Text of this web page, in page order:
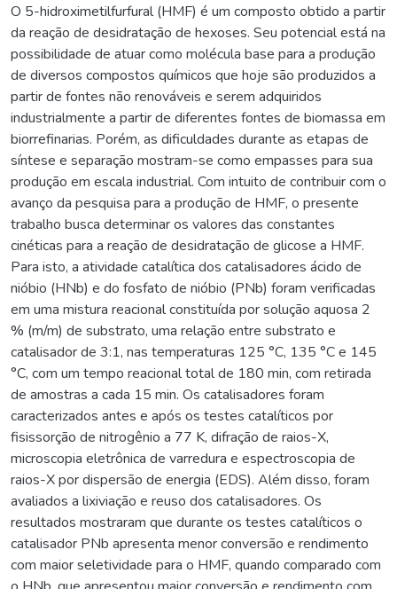
O 5-hidroximetilfurfural (HMF) é um composto obtido a partir
da reação de desidratação de hexoses. Seu potencial está na
possibilidade de atuar como molécula base para a produção
de diversos compostos químicos que hoje são produzidos a
partir de fontes não renováveis e serem adquiridos
industrialmente a partir de diferentes fontes de biomassa em
biorrefinarias. Porém, as dificuldades durante as etapas de
síntese e separação mostram-se como empasses para sua
produção em escala industrial. Com intuito de contribuir com o
avanço da pesquisa para a produção de HMF, o presente
trabalho busca determinar os valores das constantes
cinéticas para a reação de desidratação de glicose a HMF.
Para isto, a atividade catalítica dos catalisadores ácido de
nióbio (HNb) e do fosfato de nióbio (PNb) foram verificadas
em uma mistura reacional constituída por solução aquosa 2
% (m/m) de substrato, uma relação entre substrato e
catalisador de 3:1, nas temperaturas 125 °C, 135 °C e 145
°C, com um tempo reacional total de 180 min, com retirada
de amostras a cada 15 min. Os catalisadores foram
caracterizados antes e após os testes catalíticos por
fisissorção de nitrogênio a 77 K, difração de raios-X,
microscopia eletrônica de varredura e espectroscopia de
raios-X por dispersão de energia (EDS). Além disso, foram
avaliados a lixiviação e reuso dos catalisadores. Os
resultados mostraram que durante os testes catalíticos o
catalisador PNb apresenta menor conversão e rendimento
com maior seletividade para o HMF, quando comparado com